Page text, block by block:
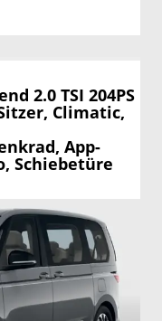
2.0 TSI 204PS
Sitzer, Climatic,
App-
Schiebetüre